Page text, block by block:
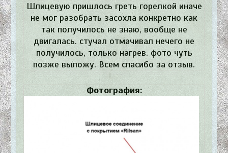
Шлицевую пришлось греть горелкой иначе
не мог разобрать засохла конкретно как
так получилось не знаю, вообще не
двигалась. стучал отмачивал нечего не
получилось, только нагрев. фото чуть
позже выложу. Всем спасибо за отзыв.
Фотография: